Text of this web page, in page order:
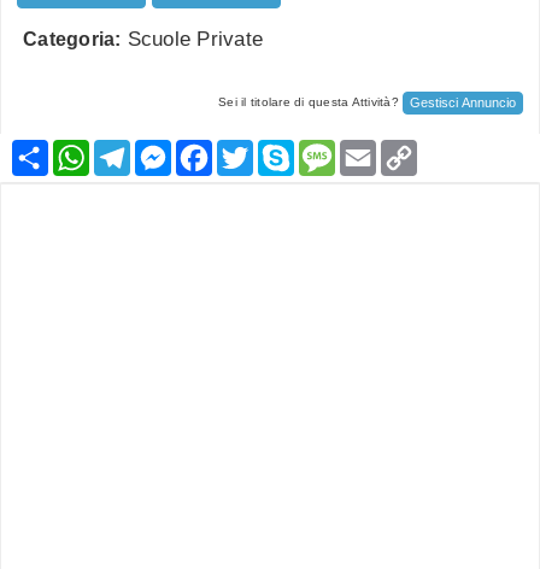
Categoria: Scuole Private
Sei il titolare di questa Attività? Gestisci Annuncio
CondividiWhatsApp
TelegramMessenger
Facebook
TwitterSkypeMessage
Email